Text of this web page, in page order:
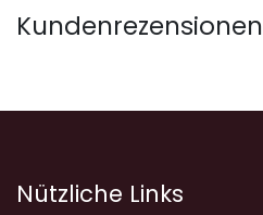
Kundenrezensionen
Nützliche Links